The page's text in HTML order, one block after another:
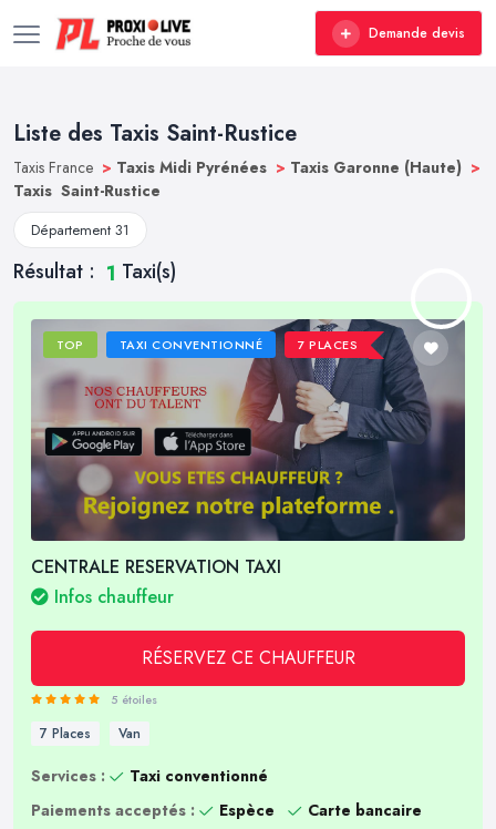
Demande devis
Liste des Taxis Saint-Rustice
Taxis France > Taxis Midi Pyrénées > Taxis Garonne (Haute) >
Taxis Saint-Rustice
Département 31
Résultat : 1 Taxi(s)
TOP TAXI CONVENTIONNÉ 7 PLACES
CENTRALE RESERVATION TAXI
Infos chauffeur
RÉSERVEZ CE CHAUFFEUR
5 étoiles
7 Places Van
Services :
Taxi conventionné
Paiements acceptés :
Espèce
Carte bancaire